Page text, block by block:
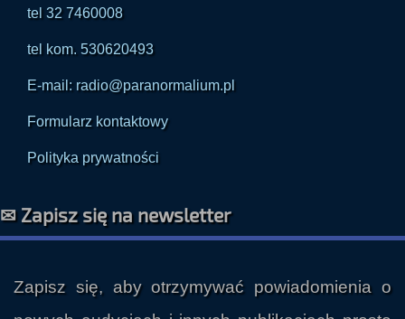
tel 32 7460008
tel kom. 530620493
E-mail: radio@paranormalium.pl
Formularz kontaktowy
Polityka prywatności
✉ Zapisz się na newsletter
Zapisz się, aby otrzymywać powiadomienia o